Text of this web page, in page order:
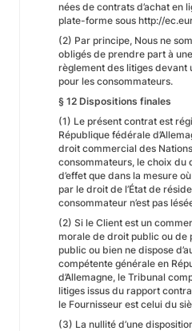
nées de contrats d’achat en
plate-forme sous http://
(2) Par principe, Nous ne
obligés de prendre part à
règlement des litiges devant
pour les consommateurs.
§ 12 Dispositions finales
(1) Le présent contrat est
République fédérale
droit commercial des
consommateurs, le choix du
d’effet que dans la mesure
par le droit de l’État de
consommateur n’est pas
(2) Si le Client est un
morale de droit public ou de
public ou bien ne dispose
compétente générale en
d’Allemagne, le Tribunal
litiges issus du rapport
le Fournisseur est celui du
(3) La nullité d’une